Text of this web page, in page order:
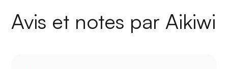
Avis et notes par Aikiwi